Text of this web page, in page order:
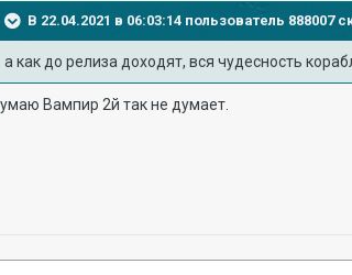
В 22.04.2021 в 06:03:14 пользователь 888007
а как до релиза доходят, вся чудесность
Вампир 2й так не думает.